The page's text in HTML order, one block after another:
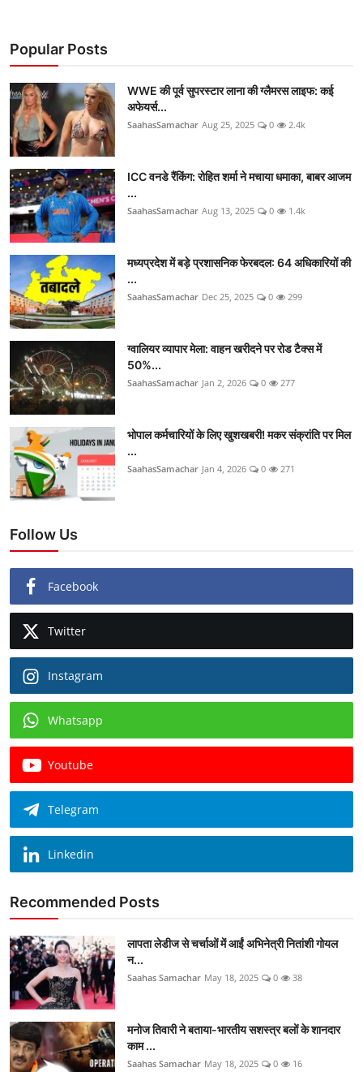
Popular Posts
WWE की पूर्व सुपरस्टार लाना की ग्लैमरस लाइफ: कई
अफेयर्स...
SaahasSamachar Aug 25, 2025 0 2.4k
ICC वनडे रैंकिंग: रोहित शर्मा ने मचाया धमाका, बाबर आजम
...
SaahasSamachar Aug 13, 2025 0 1.4k
मध्यप्रदेश में बड़े प्रशासनिक फेरबदल: 64 अधिकारियों की
...
SaahasSamachar Dec 25, 2025 0 299
ग्वालियर व्यापार मेला: वाहन खरीदने पर रोड टैक्स में
50%...
SaahasSamachar Jan 2, 2026 0 277
भोपाल कर्मचारियों के लिए खुशखबरी! मकर संक्रांति पर मिल
...
SaahasSamachar Jan 4, 2026 0 271
Follow Us
Facebook
Twitter
Instagram
Whatsapp
Youtube
Telegram
Linkedin
Recommended Posts
लापता लेडीज से चर्चाओं में आईं अभिनेत्री नितांशी गोयल
न...
Saahas Samachar May 18, 2025 0 38
मनोज तिवारी ने बताया-भारतीय सशस्त्र बलों के शानदार
काम ...
Saahas Samachar May 18, 2025 0 16